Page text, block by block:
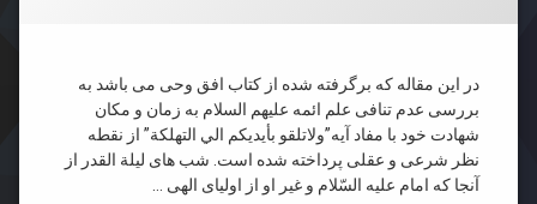
در این مقاله که برگرفته شده از کتاب افق وحی می باشد به
بررسی عدم تنافی علم ائمه علیهم السلام به زمان و مکان
شهادت خود با مفاد آیه”ولاتلقو بأيديكم الي التهلكة” از نقطه
نظر شرعی و عقلی پرداخته شده است. شب های لیلة القدر از
آنجا که امام علیه السّلام و غیر او از اولیای الهی …